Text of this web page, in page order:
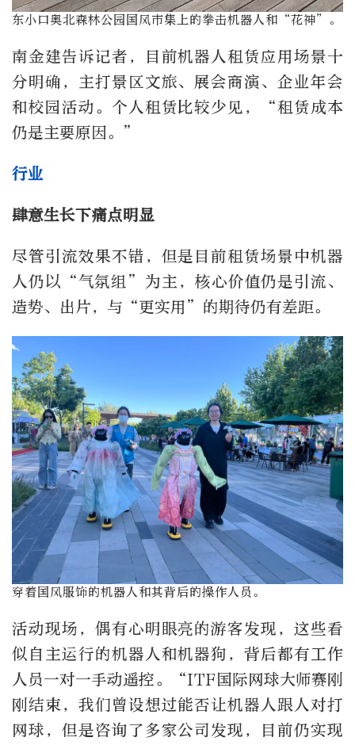
东小口奥北森林公园国风市集上的拳击机器人和“花神”。
南金建告诉记者，目前机器人租赁应用场景十
分明确，主打景区文旅、展会商演、企业年会
和校园活动。个人租赁比较少见，“租赁成本
仍是主要原因。”
行业
肆意生长下痛点明显
尽管引流效果不错，但是目前租赁场景中机器
人仍以“气氛组”为主，核心价值仍是引流、
造势、出片，与“更实用”的期待仍有差距。
穿着国风服饰的机器人和其背后的操作人员。
活动现场，偶有心明眼亮的游客发现，这些看
似自主运行的机器人和机器狗，背后都有工作
人员一对一手动遥控。“ITF国际网球大师赛刚
刚结束，我们曾设想过能否让机器人跟人对打
网球，但是咨询了多家公司发现，目前仍实现